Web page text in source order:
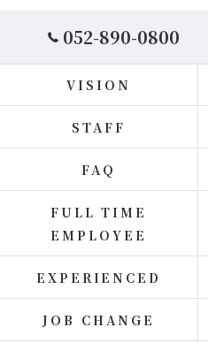
052-890-0800
VISION
STAFF
FAQ
FULL TIME
EMPLOYEE
EXPERIENCED
JOB CHANGE